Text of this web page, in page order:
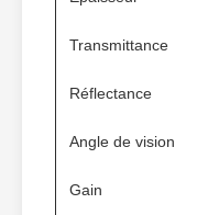
Transmittance
Réflectance
Angle de vision
Gain